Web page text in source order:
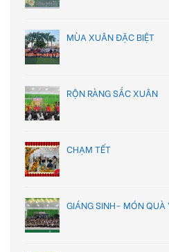
MÙA XUÂN ĐẶC BIỆT
RỘN RÀNG SẮC XUÂN
CHẠM TẾT
GIÁNG SINH- MÓN QUÀ